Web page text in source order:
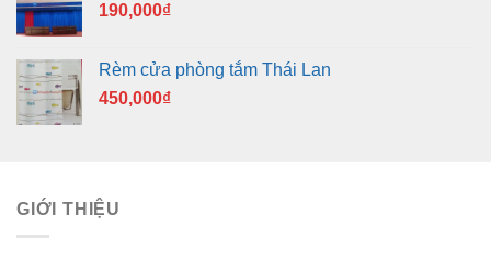
190,000₫
Rèm cửa phòng tắm Thái Lan
450,000₫
GIỚI THIỆU